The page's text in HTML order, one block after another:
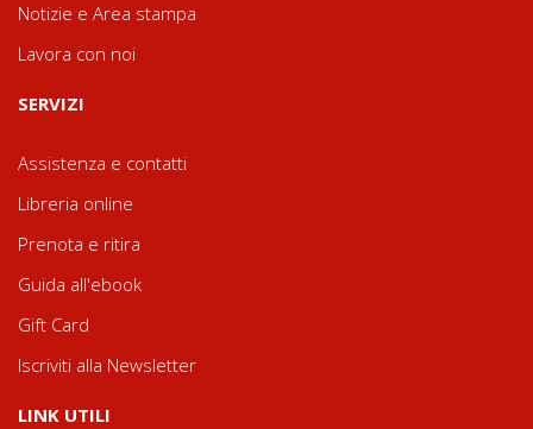
Notizie e Area stampa
Lavora con noi
SERVIZI
Assistenza e contatti
Libreria online
Prenota e ritira
Guida all'ebook
Gift Card
Iscriviti alla Newsletter
LINK UTILI